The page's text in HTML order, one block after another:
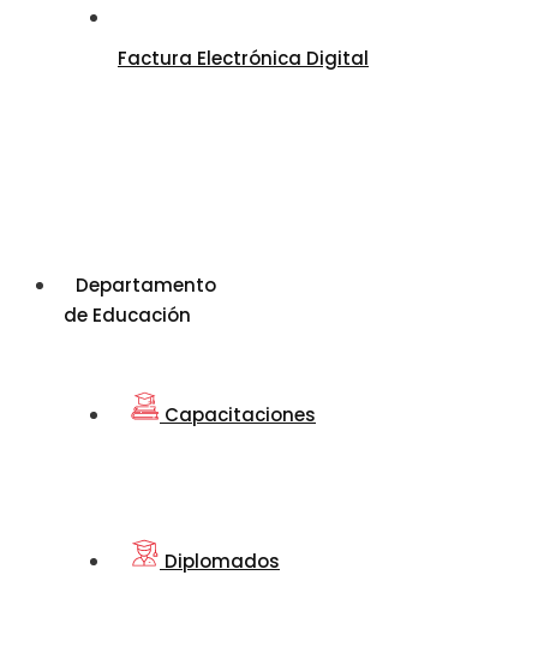
Factura Electrónica Digital
Departamento
de Educación
Capacitaciones
Diplomados